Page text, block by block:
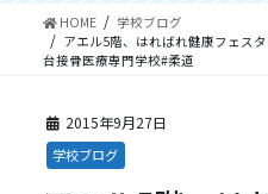
プ
動
HOME
学校ブログ
アエル5階、はればれ健康フェス
台接骨医療専門学校#柔道
2015年9月27日
学校ブログ